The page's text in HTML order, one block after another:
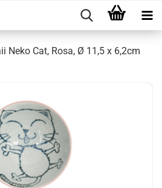
Neko Cat, Rosa, Ø 11,5 x 6,2cm